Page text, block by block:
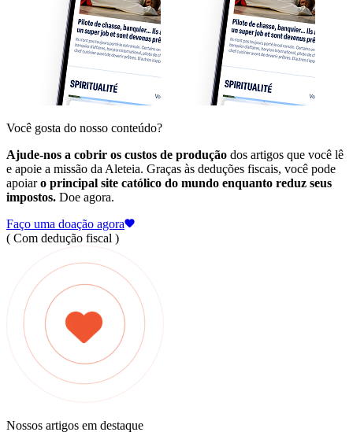
Você gosta do nosso conteúdo?
Ajude-nos a cobrir os custos de produção dos artigos que você lê
e apoie a missão da Aleteia. Graças às deduções fiscais, você pode
apoiaro principal site católico do mundo enquanto reduz seus
impostos. Doe agora.
Faço uma doação agora
( Com dedução fiscal )
Nossos artigos em destaque